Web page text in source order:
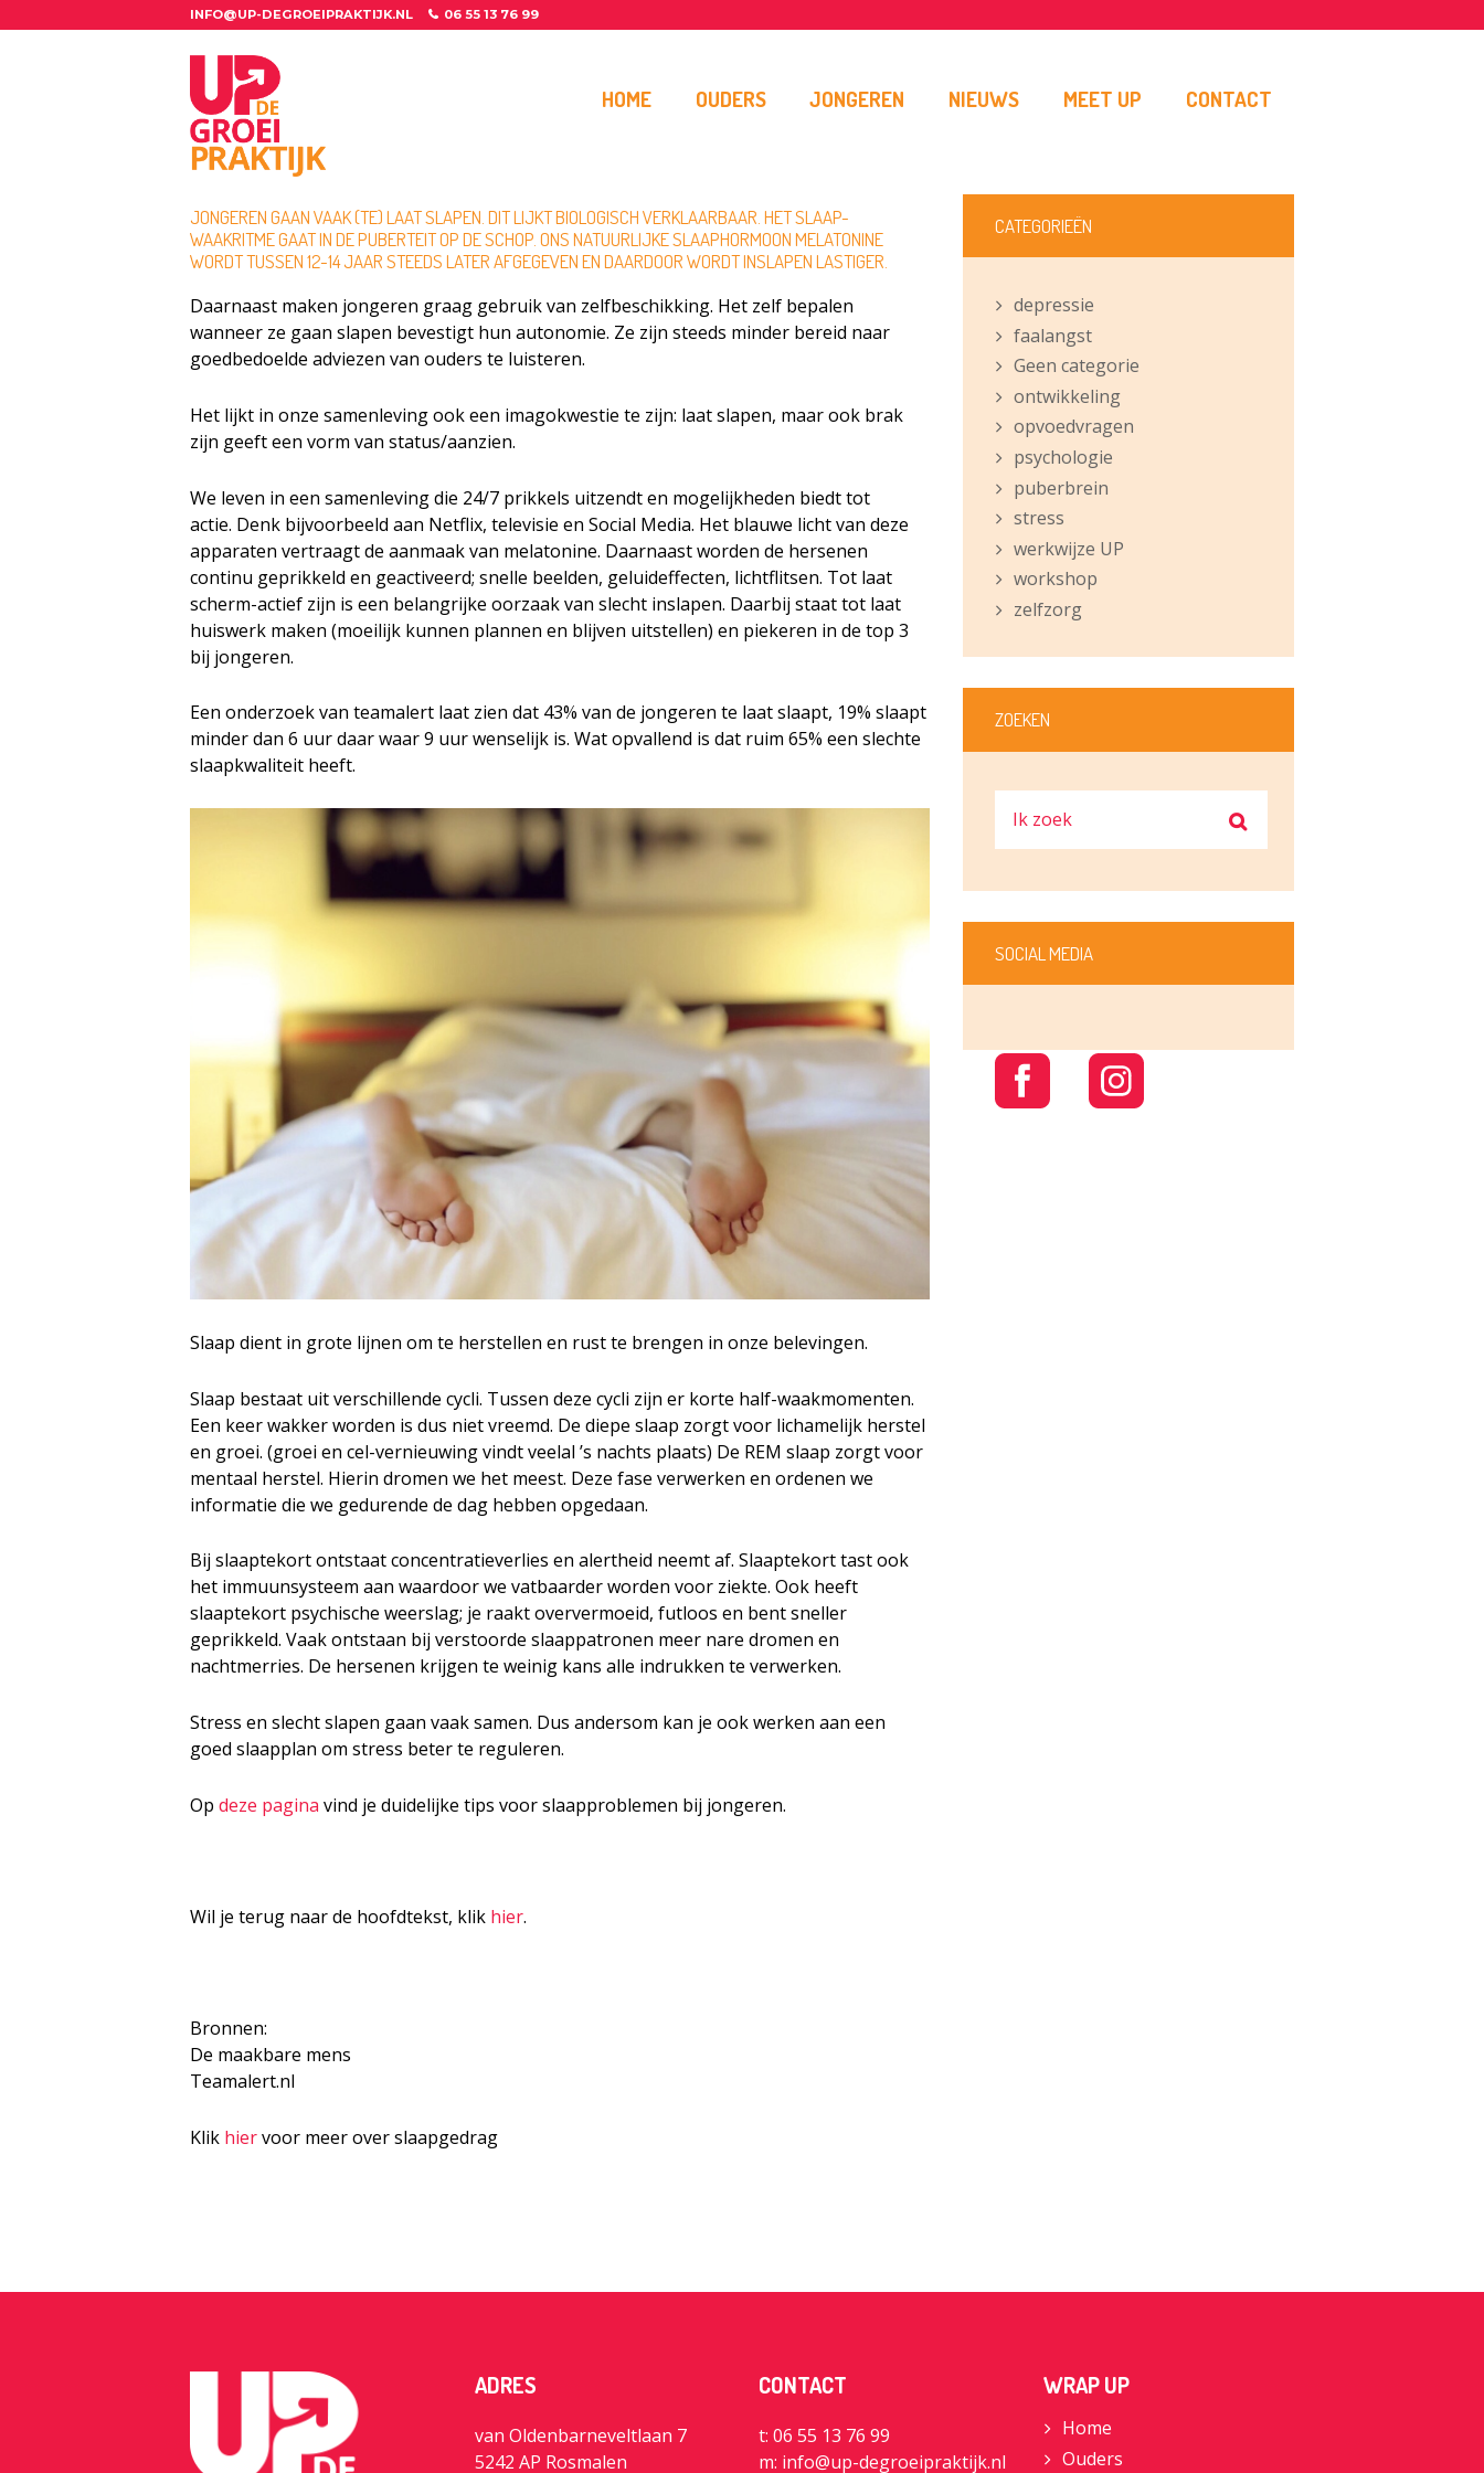
INFO@UP-DEGROEIPRAKTIJK.NL 06 55 13 76 99
HOME OUDERS JONGEREN NIEUWS MEET UP CONTACT
JONGEREN GAAN VAAK (TE) LAAT SLAPEN. DIT LIJKT BIOLOGISCH VERKLAARBAAR. HET SLAAP-
WAAKRITME GAAT IN DE PUBERTEIT OP DE SCHOP. ONS NATUURLIJKE SLAAPHORMOON MELATONINE
WORDT TUSSEN 12-14 JAAR STEEDS LATER AFGEGEVEN EN DAARDOOR WORDT INSLAPEN LASTIGER.
Daarnaast maken jongeren graag gebruik van zelfbeschikking. Het zelf bepalen
wanneer ze gaan slapen bevestigt hun autonomie. Ze zijn steeds minder bereid naar
goedbedoelde adviezen van ouders te luisteren.
Het lijkt in onze samenleving ook een imagokwestie te zijn: laat slapen, maar ook brak
zijn geeft een vorm van status/aanzien.
We leven in een samenleving die 24/7 prikkels uitzendt en mogelijkheden biedt tot
actie. Denk bijvoorbeeld aan Netflix, televisie en Social Media. Het blauwe licht van deze
apparaten vertraagt de aanmaak van melatonine. Daarnaast worden de hersenen
continu geprikkeld en geactiveerd; snelle beelden, geluideffecten, lichtflitsen. Tot laat
scherm-actief zijn is een belangrijke oorzaak van slecht inslapen. Daarbij staat tot laat
huiswerk maken (moeilijk kunnen plannen en blijven uitstellen) en piekeren in de top 3
bij jongeren.
Een onderzoek van teamalert laat zien dat 43% van de jongeren te laat slaapt, 19% slaapt
minder dan 6 uur daar waar 9 uur wenselijk is. Wat opvallend is dat ruim 65% een slechte
slaapkwaliteit heeft.
Slaap dient in grote lijnen om te herstellen en rust te brengen in onze belevingen.
Slaap bestaat uit verschillende cycli. Tussen deze cycli zijn er korte half-waakmomenten.
Een keer wakker worden is dus niet vreemd. De diepe slaap zorgt voor lichamelijk herstel
en groei. (groei en cel-vernieuwing vindt veelal ’s nachts plaats) De REM slaap zorgt voor
mentaal herstel. Hierin dromen we het meest. Deze fase verwerken en ordenen we
informatie die we gedurende de dag hebben opgedaan.
Bij slaaptekort ontstaat concentratieverlies en alertheid neemt af. Slaaptekort tast ook
het immuunsysteem aan waardoor we vatbaarder worden voor ziekte. Ook heeft
slaaptekort psychische weerslag; je raakt oververmoeid, futloos en bent sneller
geprikkeld. Vaak ontstaan bij verstoorde slaappatronen meer nare dromen en
nachtmerries. De hersenen krijgen te weinig kans alle indrukken te verwerken.
Stress en slecht slapen gaan vaak samen. Dus andersom kan je ook werken aan een
goed slaapplan om stress beter te reguleren.
Op deze pagina vind je duidelijke tips voor slaapproblemen bij jongeren.
Wil je terug naar de hoofdtekst, klik hier.
Bronnen:
De maakbare mens
Teamalert.nl
Klik hiervoor meer over slaapgedrag
CATEGORIEËN
depressie
faalangst
Geen categorie
ontwikkeling
opvoedvragen
psychologie
puberbrein
stress
werkwijze UP
workshop
zelfzorg
ZOEKEN
SOCIAL MEDIA
ADRES
van Oldenbarneveltlaan 7
5242 AP Rosmalen
CONTACT
t: 06 55 13 76 99
m: info@up-degroeipraktijk.nl
WRAP UP
Home
Ouders